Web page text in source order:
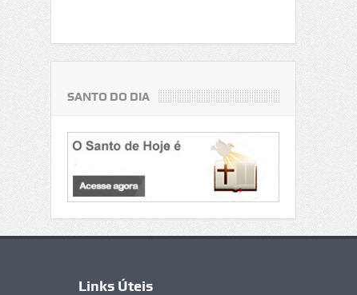
SANTO DO DIA
Links Úteis